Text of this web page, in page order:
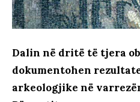
Dalin në dritë të tjera
dokumentohen
arkeologjike në